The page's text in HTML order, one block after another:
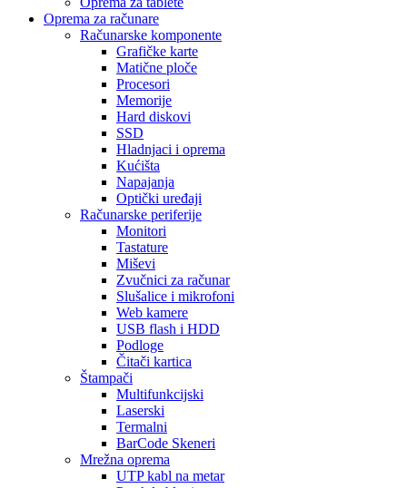
Oprema za računare
Računarske komponente
Grafičke karte
Matične ploče
Procesori
Memorije
Hard diskovi
SSD
Hladnjaci i oprema
Kućišta
Napajanja
Optički uređaji
Računarske periferije
Monitori
Tastature
Miševi
Zvučnici za računar
Slušalice i mikrofoni
Web kamere
USB flash i HDD
Podloge
Čitači kartica
Štampači
Multifunkcijski
Laserski
Termalni
BarCode Skeneri
Mrežna oprema
UTP kabl na metar